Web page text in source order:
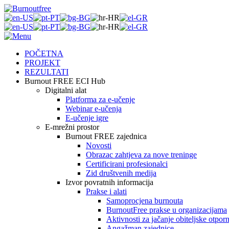
POČETNA
PROJEKT
REZULTATI
Burnout FREE ECI Hub
Digitalni alat
Platforma za e-učenje
Webinar e-učenja
E-učenje igre
E-mrežni prostor
Burnout FREE zajednica
Novosti
Obrazac zahtjeva za nove treninge
Certificirani profesionalci
Zid društvenih medija
Izvor povratnih informacija
Prakse i alati
Samoprocjena burnouta
BurnoutFree prakse u organizacijama
Aktivnosti za jačanje obiteljske